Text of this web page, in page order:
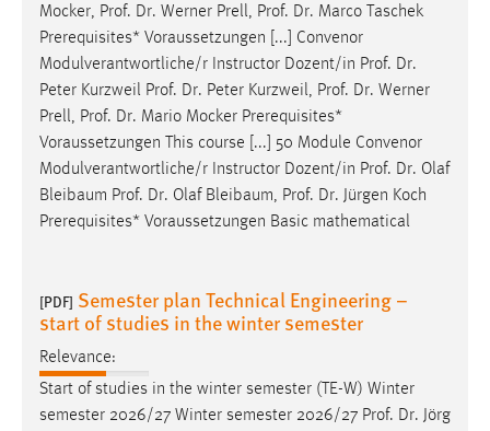
Mocker, Prof. Dr. Werner Prell, Prof. Dr. Marco Taschek
Prerequisites* Voraussetzungen [...] Convenor
Modulverantwortliche/r Instructor Dozent/in Prof. Dr.
Peter Kurzweil Prof. Dr. Peter Kurzweil, Prof. Dr. Werner
Prell, Prof. Dr. Mario Mocker Prerequisites*
Voraussetzungen This course [...] 50 Module Convenor
Modulverantwortliche/r Instructor Dozent/in Prof. Dr. Olaf
Bleibaum Prof. Dr. Olaf Bleibaum, Prof. Dr. Jürgen Koch
Prerequisites* Voraussetzungen Basic mathematical
[PDF] Semester plan Technical Engineering –
start of studies in the winter semester
Relevance:
Start of studies in the winter semester (TE-W) Winter
semester 2026/27 Winter semester 2026/27 Prof. Dr. Jörg